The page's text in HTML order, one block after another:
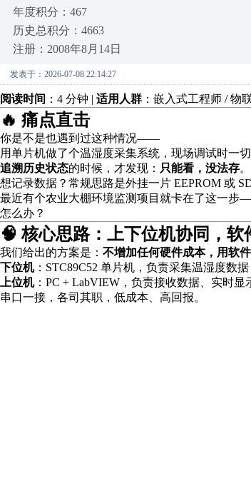
年度积分：467
历史总积分：4663
注册：2008年8月14日
发表于：2026-07-08 22:14:27
阅读时间 ：4 分钟 | 适用人群 ：嵌入式工程师 / 物
🔥 痛点直击
你是不是也遇到过这种情况——
用单片机做了个温湿度采集系统，现场调试时一
追溯历史状态的时候，才发现： 只能看，没法存。
想记录数据？常规思路是外挂一片 EEPROM 或
最近有个农业大棚环境监测项目就卡在了这一步
怎么办？
🧠 核心思路：上下位机协同，软
我们给出的方案是： 不增加任何硬件成本，用软
下位机：STC89C52 单片机，负责采集温湿度数
上位机：PC + LabVIEW，负责接收数据、实时显
串口一接，各司其职，低成本、高回报。